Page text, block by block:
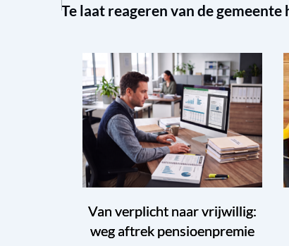
Te laat reageren van de
Van verplicht naar vrijwillig:
weg aftrek pensioenpremie